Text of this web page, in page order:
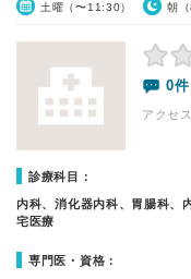
土曜（〜11:30） 朝
0件
アクセ
診療科目：
内科、消化器内科、胃腸科、
宅医療
専門医・資格：